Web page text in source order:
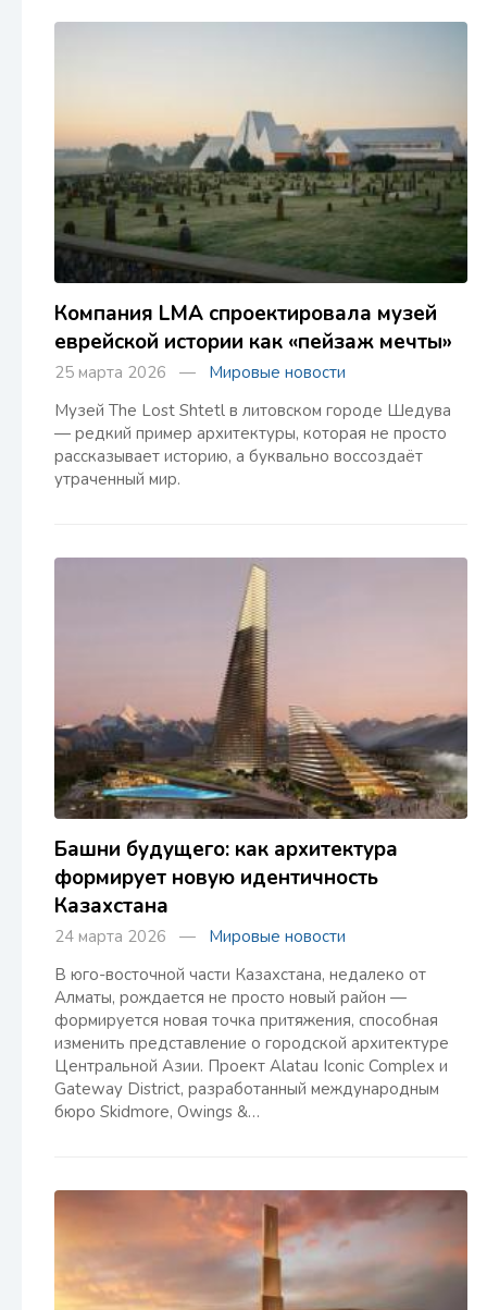
Компания LMA спроектировала музей
еврейской истории как «пейзаж мечты»
25 марта 2026 — Мировые новости
Музей The Lost Shtetl в литовском городе Шедува
— редкий пример архитектуры, которая не просто
рассказывает историю, а буквально воссоздаёт
утраченный мир.
Башни будущего: как архитектура
формирует новую идентичность
Казахстана
24 марта 2026 — Мировые новости
В юго-восточной части Казахстана, недалеко от
Алматы, рождается не просто новый район —
формируется новая точка притяжения, способная
изменить представление о городской архитектуре
Центральной Азии. Проект Alatau Iconic Complex и
Gateway District, разработанный международным
бюро Skidmore, Owings &…